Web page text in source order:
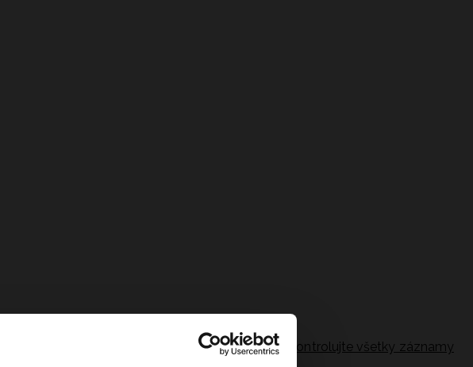
Skontrolujte všetky záznamy